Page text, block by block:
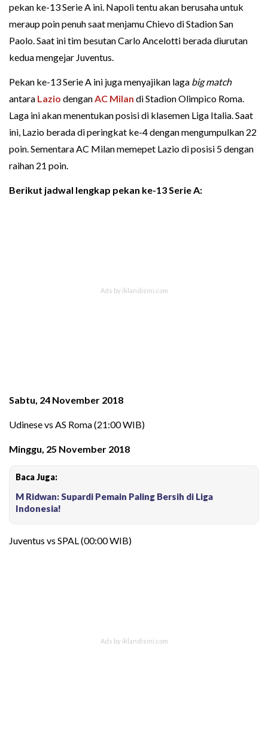
pekan ke-13 Serie A ini. Napoli tentu akan berusaha untuk
meraup poin penuh saat menjamu Chievo di Stadion San
Paolo. Saat ini tim besutan Carlo Ancelotti berada diurutan
kedua mengejar Juventus.
Pekan ke-13 Serie A ini juga menyajikan laga big match
antara Lazio denganAC Milan di Stadion Olimpico Roma.
Laga ini akan menentukan posisi di klasemen Liga Italia. Saat
ini, Lazio berada di peringkat ke-4 dengan mengumpulkan 22
poin. Sementara AC Milan memepet Lazio di posisi 5 dengan
raihan 21 poin.
Berikut jadwal lengkap pekan ke-13 Serie A:
Sabtu, 24 November 2018
Udinese vs AS Roma (21:00 WIB)
Minggu, 25 November 2018
Baca Juga:
M Ridwan: Supardi Pemain Paling Bersih di Liga
Indonesia!
Juventus vs SPAL (00:00 WIB)